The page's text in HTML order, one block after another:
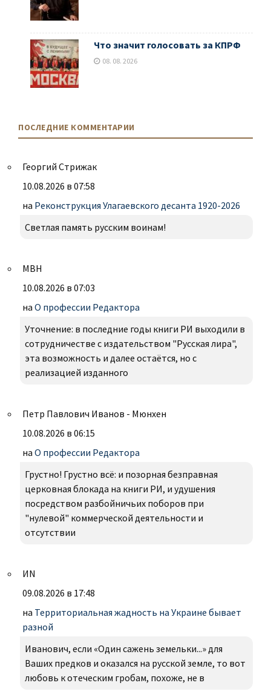
Что значит голосовать за КПРФ
08. 08. 2026
ПОСЛЕДНИЕ КОММЕНТАРИИ
Георгий Стрижак
10.08.2026 в 07:58
на Реконструкция Улагаевского десанта 1920-2026
Светлая память русским воинам!
МВН
10.08.2026 в 07:03
на О профессии Редактора
Уточнение: в последние годы книги РИ выходили в
сотрудничестве с издательством "Русская лира",
эта возможность и далее остаётся, но с
реализацией изданного
Петр Павлович Иванов - Мюнхен
10.08.2026 в 06:15
на О профессии Редактора
Грустно! Грустно всё: и позорная безправная
церковная блокада на книги РИ, и удушения
посредством разбойничьих поборов при
"нулевой" коммерческой деятельности и
отсутствии
ИN
09.08.2026 в 17:48
на Территориальная жадность на Украине бывает
разной
Иванович, если «Один сажень земельки...» для
Ваших предков и оказался на русской земле, то вот
любовь к отеческим гробам, похоже, не в